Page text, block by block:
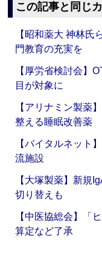
この記事と同じ
【昭和薬大 神林氏
門教育の充実を
【厚労省検討会】
目が対象に
【アリナミン製薬
整える睡眠改善薬
【バイタルネット
流施設
【大塚製薬】新規
切り替えも
【中医協総会】「
算定など了承